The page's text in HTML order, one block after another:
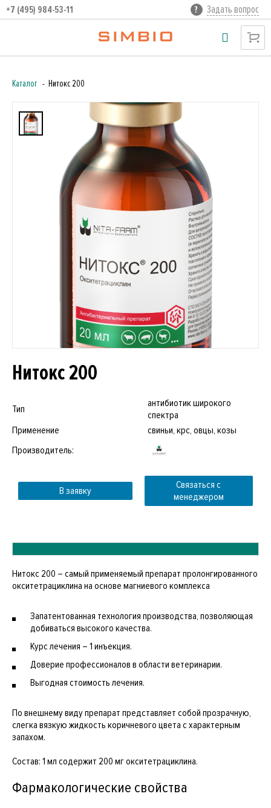
+7 (495) 984-53-11 Задать вопрос
Каталог Нитокс 200
Нитокс 200
Тип
антибиотик широкого
спектра
Применение
свиньи, крс, овцы, козы
Производитель:
В заявку
Связаться с
менеджером
Нитокс 200 – самый применяемый препарат пролонгированного
окситетрациклина на основе магниевого комплекса
Запатентованная технология производства, позволяющая
добиваться высокого качества.
Курс лечения – 1 инъекция.
Доверие профессионалов в области ветеринарии.
Выгодная стоимость лечения.
По внешнему виду препарат представляет собой прозрачную,
слегка вязкую жидкость коричневого цвета с характерным
запахом.
Состав: 1 мл содержит 200 мг окситетрациклина.
Фармакологические свойства